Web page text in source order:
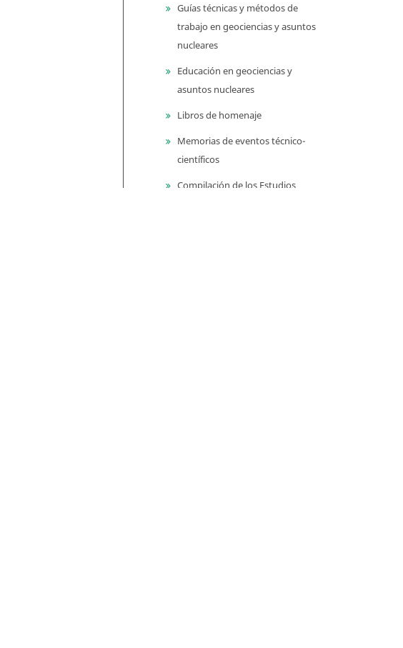
Guías técnicas y métodos de
trabajo en geociencias y asuntos
nucleares
Educación en geociencias y
asuntos nucleares
Libros de homenaje
Memorias de eventos técnico-
científicos
Compilación de los Estudios